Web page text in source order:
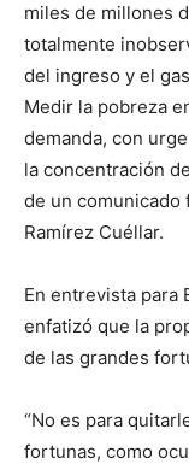
miles de millones
totalmente
del ingreso y el
Medir la pobreza
demanda, con
la concentración
de un comunicado
Ramírez Cuéllar.
En entrevista para
enfatizó que la
de las grandes
“No es para
fortunas, como